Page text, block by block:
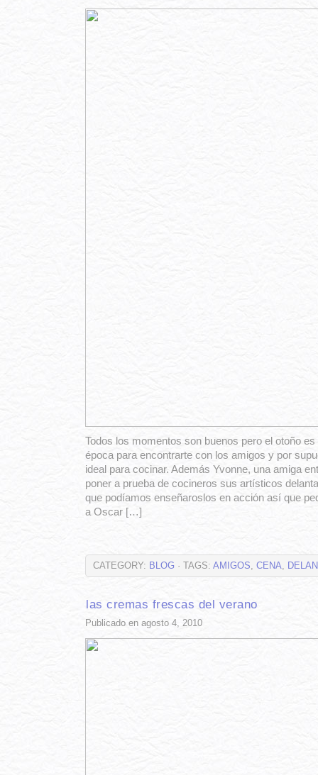
Todos los momentos son buenos pero el otoño
época para encontrarte con los amigos y por
ideal para cocinar. Además Yvonne, una amiga
poner a prueba de cocineros sus artísticos
que podíamos enseñaroslos en acción así que
a Oscar […]
CATEGORY: BLOG · TAGS: AMIGOS, CENA,
las cremas frescas del verano
Publicado en agosto 4, 2010